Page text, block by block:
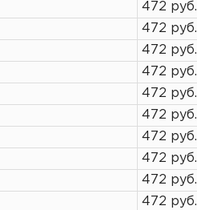
472 руб.
472 руб.
472 руб.
472 руб.
472 руб.
472 руб.
472 руб.
472 руб.
472 руб.
472 руб.